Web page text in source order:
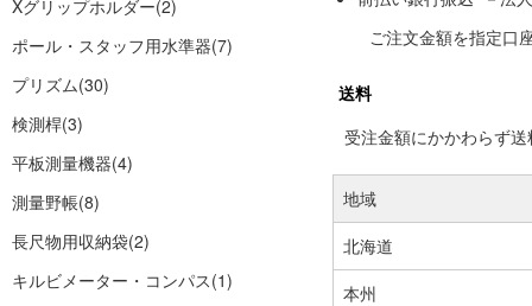
Xグリップホルダー(2)
ポール・スタッフ用水準器(7)
プリズム(30)
検測桿(3)
平板測量機器(4)
測量野帳(8)
長尺物用収納袋(2)
キルビメーター・コンパス(1)
ご注文金額を指定口
送料
受注金額にかかわらず
地域
北海道
本州